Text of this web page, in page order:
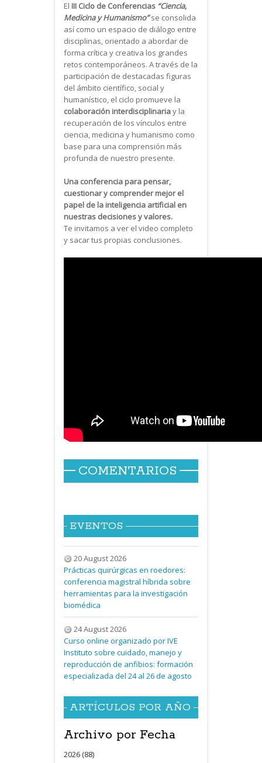
El III Ciclo de Conferencias “Ciencia,
Medicina y Humanismo”se consolida
así como un espacio de diálogo entre
disciplinas, orientado a abordar de
forma crítica y creativa los grandes
retos contemporáneos. A través de la
participación de destacadas figuras
del ámbito científico, social y
humanístico, el ciclo promueve la
colaboración interdisciplinariay la
recuperación de los vínculos entre
ciencia, medicina y humanismo como
base para una comprensión más
profunda de nuestro presente.
Una conferencia para pensar,
cuestionar y comprender mejor el
papel de la inteligencia artificial en
nuestras decisiones y valores.
Te invitamos a ver el video completo
y sacar tus propias conclusiones.
COMENTARIOS
EVENTOS
20 August 2026
Prácticas quirúrgicas en roedores:
conferencia magistral híbrida sobre
herramientas para la investigación
biomédica
24 August 2026
Curso online organizado por IVE
Instituto sobre cuidado, manejo y
reproducción de anfibios: formación
especializada del 24 al 26 de agosto
ARTÍCULOS POR AÑO
Archivo por Fecha
2026 (88)